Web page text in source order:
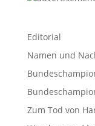
Editorial
Namen und
Zum Tod von